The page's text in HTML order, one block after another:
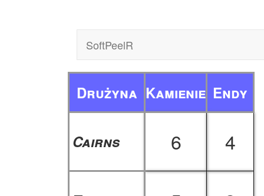
SoftPeelR
Drużyna Kamienie Endy
Cairns 6 4